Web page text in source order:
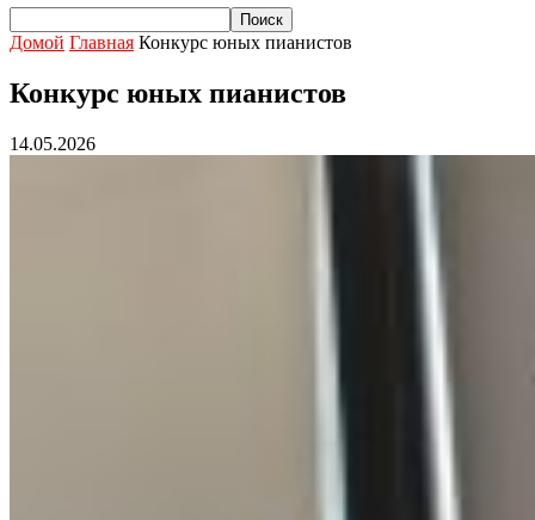
Домой Главная Конкурс юных пианистов
Конкурс юных пианистов
14.05.2026